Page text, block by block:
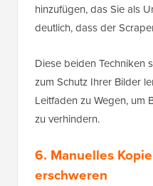
hinzufügen, das Sie als
deutlich, dass der
Diese beiden Techniken
zum Schutz Ihrer Bilder
Leitfaden zu Wegen, um
zu verhindern.
6. Manuelles
erschweren